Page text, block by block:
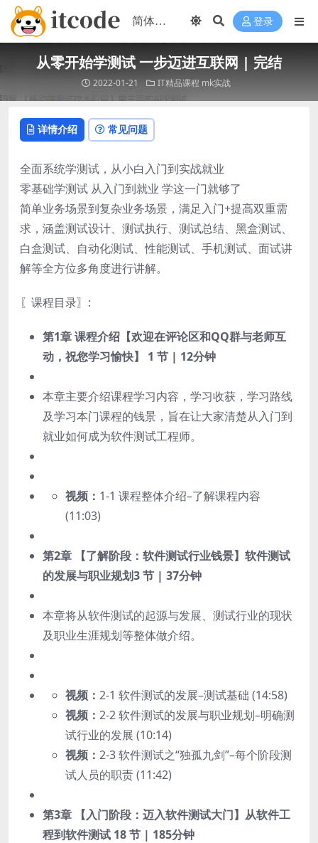
登录
从零开始学测试 一步迈进互联网 | 完结
2022-01-21 IT精品课程 mk实战
详情介绍 常见问题
全面系统学测试，从小白入门到实战就业
零基础学测试 从入门到就业 学这一门就够了
简单业务场景到复杂业务场景，满足入门+提高双重需
求，涵盖测试设计、测试执行、测试总结、黑盒测试、
白盒测试、自动化测试、性能测试、手机测试、面试讲
解等全方位多角度进行讲解。
〖课程目录〗:
第1章 课程介绍【欢迎在评论区和QQ群与老师互
动，祝您学习愉快】 1 节 | 12分钟
本章主要介绍课程学习内容，学习收获，学习路线
及学习本门课程的钱景，旨在让大家清楚从入门到
就业如何成为软件测试工程师。
视频： 1-1 课程整体介绍–了解课程内容
(11:03)
第2章 【了解阶段：软件测试行业钱景】软件测试
的发展与职业规划3 节 | 37分钟
本章将从软件测试的起源与发展、测试行业的现状
及职业生涯规划等整体做介绍。
视频： 2-1 软件测试的发展–测试基础 (14:58)
视频： 2-2 软件测试的发展与职业规划–明确测
试行业的发展 (10:14)
视频： 2-3 软件测试之“独孤九剑”–每个阶段测
试人员的职责 (11:42)
第3章 【入门阶段：迈入软件测试大门】从软件工
程到软件测试 18 节 | 185分钟